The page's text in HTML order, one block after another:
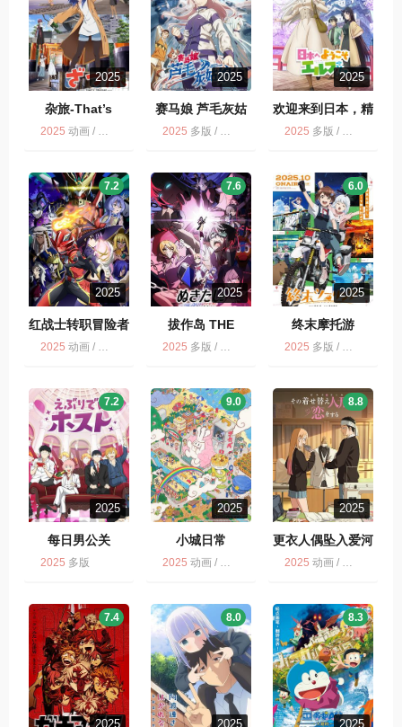
2025
杂旅-That’s
Journey- ざつ旅-
2025 动画 / 多版
2025
赛马娘 芦毛灰姑
娘 ウマ娘 シンデ
2025 多版 / 动画
2025
欢迎来到日本，精
灵小姐。
2025 多版 / 动画
2025
红战士转职冒险者
7.2
2025 动画 / 多版
2025
拔作岛 THE
ANIMATION ぬき
7.6
2025 多版 / 动画
2025
终末摩托游
6.0
2025 多版 / 动画 / 终末摩托游
2025
每日男公关
7.2
2025 多版
2025
小城日常
9.0
2025 动画 / 喜剧 / 多版
2025
更衣人偶坠入爱河
8.8
2025 动画 / 爱情 / 多版
2025
7.4
2025
8.0
2025
8.3